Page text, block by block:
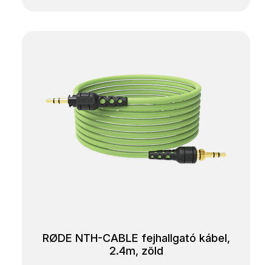
RØDE NTH-CABLE fejhallgató kábel,
2.4m, zöld